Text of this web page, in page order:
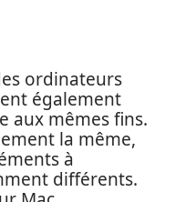
ordinateurs
également
aux mêmes fins.
la même,
à
différents.